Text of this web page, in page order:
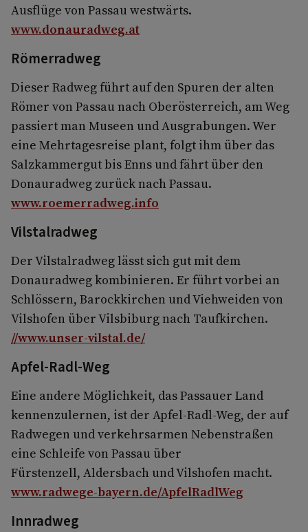
Ausflüge von Passau westwärts.
www.donauradweg.at
Römerradweg
Dieser Radweg führt auf den Spuren der alten
Römer von Passau nach Oberösterreich, am Weg
passiert man Museen und Ausgrabungen. Wer
eine Mehrtagesreise plant, folgt ihm über das
Salzkammergut bis Enns und fährt über den
Donauradweg zurück nach Passau.
www.roemerradweg.info
Vilstalradweg
Der Vilstalradweg lässt sich gut mit dem
Donauradweg kombinieren. Er führt vorbei an
Schlössern, Barockkirchen und Viehweiden von
Vilshofen über Vilsbiburg nach Taufkirchen.
//www.unser-vilstal.de/
Apfel-Radl-Weg
Eine andere Möglichkeit, das Passauer Land
kennenzulernen, ist der Apfel-Radl-Weg, der auf
Radwegen und verkehrsarmen Nebenstraßen
eine Schleife von Passau über
Fürstenzell, Aldersbach und Vilshofen macht.
www.radwege-bayern.de/ApfelRadlWeg
Innradweg